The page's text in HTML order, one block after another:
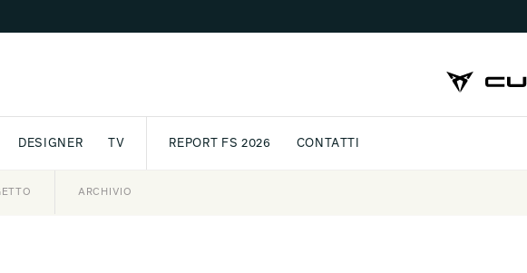
ARCHIVIO
AWARD
DESIGNER TV REPORT FS 2026 CONTATTI